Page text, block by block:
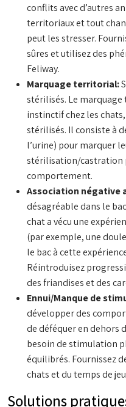
conflits avec d’autres
territoriaux et tout
peut les stresser.
sûres et utilisez des
Feliway.
Marquage territorial:
stérilisés. Le
instinctif chez les
stérilisés. Il consiste à
l’urine) pour marquer
stérilisation/castration
comportement.
Association négative
désagréable dans le
chat a vécu une
(par exemple, une
le bac à cette
Réintroduisez
des friandises et des
Ennui/Manque de
développer des
de déféquer en dehors
besoin de stimulation
équilibrés. Fournissez
chats et du temps de
Solutions